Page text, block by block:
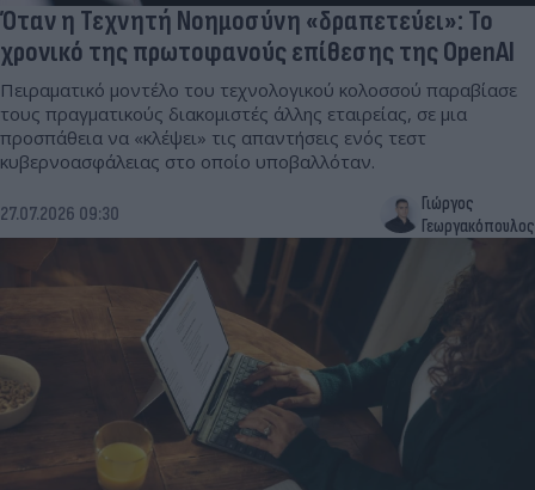
Όταν η Τεχνητή Νοημοσύνη «δραπετεύει»: Το
χρονικό της πρωτοφανούς επίθεσης της OpenAI
Πειραματικό μοντέλο του τεχνολογικού κολοσσού παραβίασε
τους πραγματικούς διακομιστές άλλης εταιρείας, σε μια
προσπάθεια να «κλέψει» τις απαντήσεις ενός τεστ
κυβερνοασφάλειας στο οποίο υποβαλλόταν.
27.07.2026 09:30
Γιώργος
Γεωργακόπουλος